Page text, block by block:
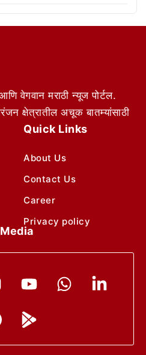
वेगवान मराठी न्यूज पोर्टल.
क्षेत्रातील अचूक बातम्यांसाठी
Quick Links
About Us
Contact Us
Career
Privacy policy